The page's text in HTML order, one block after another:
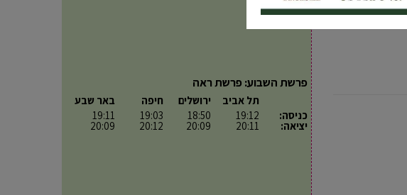
פרשת השבוע: פרשת ראה
כניסה:
יציאה:
תל אביב
19:12
20:11
ירושלים
18:50
20:09
חיפה
19:03
20:12
באר שבע
19:11
20:09